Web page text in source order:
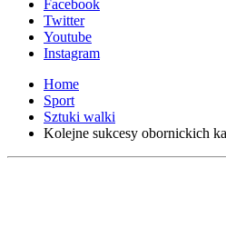
Facebook
Twitter
Youtube
Instagram
Home
Sport
Sztuki walki
Kolejne sukcesy obornickich